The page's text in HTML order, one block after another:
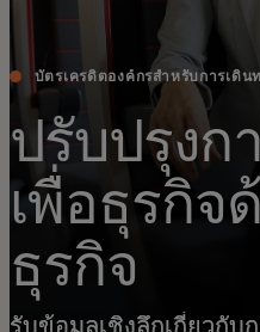
บัตรเครดิตองค์กรสำหรับการเดิน
ปรับปรุงก
เพื่อธุรกิจ
ธุรกิจ
รับข้อมูลเชิงลึกเกี่ยวกับ